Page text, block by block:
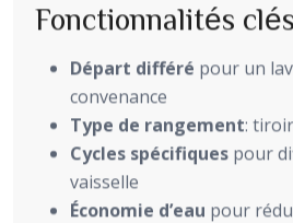
Fonctionnalités clés
Départ différé pour un
convenance
Type de rangement:
Cycles spécifiques pour
vaisselle
Économie d’eau pour